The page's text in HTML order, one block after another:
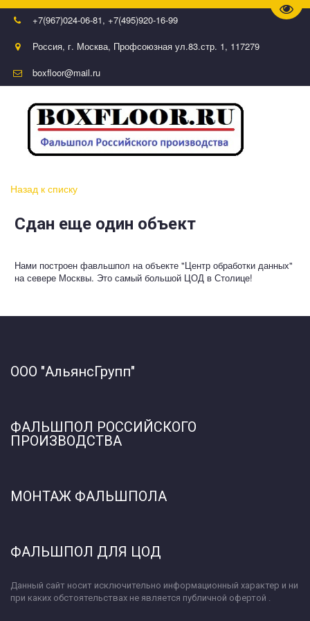
+7(967)024-06-81, +7(495)920-16-99
Россия, г. Москва, Профсоюзная ул.83.стр. 1, 117279
boxfloor@mail.ru
Назад к списку
Сдан еще один объект
Нами построен фавльшпол на объекте "Центр обработки данных"
на севере Москвы. Это самый большой ЦОД в Столице!
ООО "АльянсГрупп"
ФАЛЬШПОЛ РОССИЙСКОГО
ПРОИЗВОДСТВА
МОНТАЖ ФАЛЬШПОЛА
ФАЛЬШПОЛ ДЛЯ ЦОД
Данный сайт носит исключительно информационный характер и ни
при каких обстоятельствах не является публичной офертой .